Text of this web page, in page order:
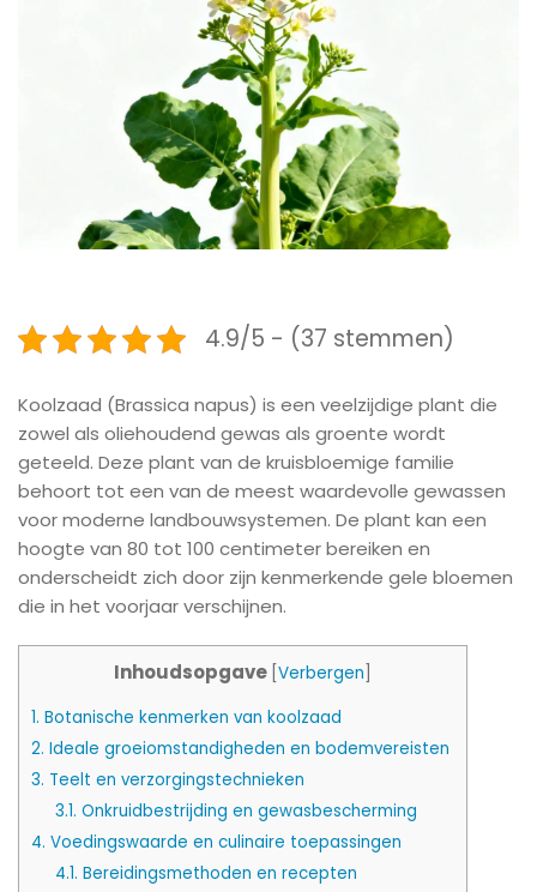
4.9/5 - (37 stemmen)
Koolzaad (Brassica napus) is een veelzijdige plant die
zowel als oliehoudend gewas als groente wordt
geteeld. Deze plant van de kruisbloemige familie
behoort tot een van de meest waardevolle gewassen
voor moderne landbouwsystemen. De plant kan een
hoogte van 80 tot 100 centimeter bereiken en
onderscheidt zich door zijn kenmerkende gele bloemen
die in het voorjaar verschijnen.
Inhoudsopgave Verbergen
1. Botanische kenmerken van koolzaad
2. Ideale groeiomstandigheden en bodemvereisten
3. Teelt en verzorgingstechnieken
3.1. Onkruidbestrijding en gewasbescherming
4. Voedingswaarde en culinaire toepassingen
4.1. Bereidingsmethoden en recepten